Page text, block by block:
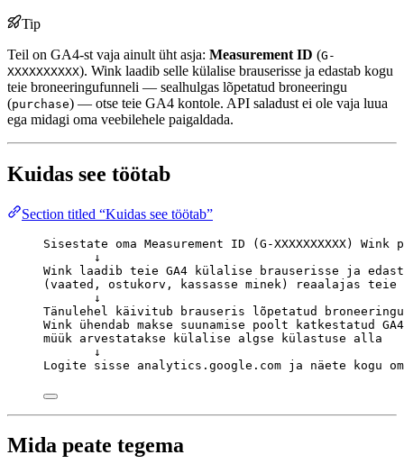
Tip
Teil on GA4-st vaja ainult üht asja: Measurement ID (G-
XXXXXXXXXX). Wink laadib selle külalise brauserisse ja edastab kogu
teie broneeringufunneli — sealhulgas lõpetatud broneeringu
(purchase) — otse teie GA4 kontole. API saladust ei ole vaja luua
ega midagi oma veebilehele paigaldada.
Kuidas see töötab
Section titled “Kuidas see töötab”
Sisestate oma Measurement ID (G-XXXXXXXXXX)
↓
Wink laadib teie GA4 külalise brauserisse ja
(vaated, ostukorv, kassasse minek) reaalajas teie
↓
Tänulehel käivitub brauseris lõpetatud broneeringu
Wink ühendab makse suunamise poolt katkestatud
müük arvestatakse külalise algse külastuse alla
↓
Logite sisse analytics.google.com ja näete kogu
Mida peate tegema